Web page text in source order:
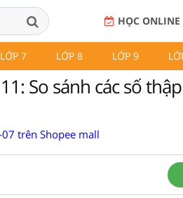
HỌC ONLINE
LỚP 7 LỚP 8 LỚP 9
So sánh các số
trên Shopee mall